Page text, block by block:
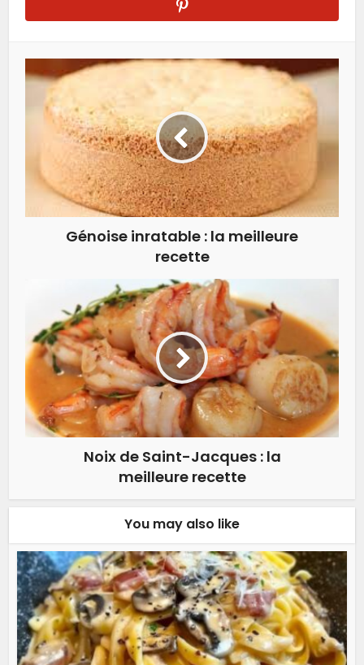
Génoise inratable : la meilleure
recette
Noix de Saint-Jacques : la
meilleure recette
You may also like